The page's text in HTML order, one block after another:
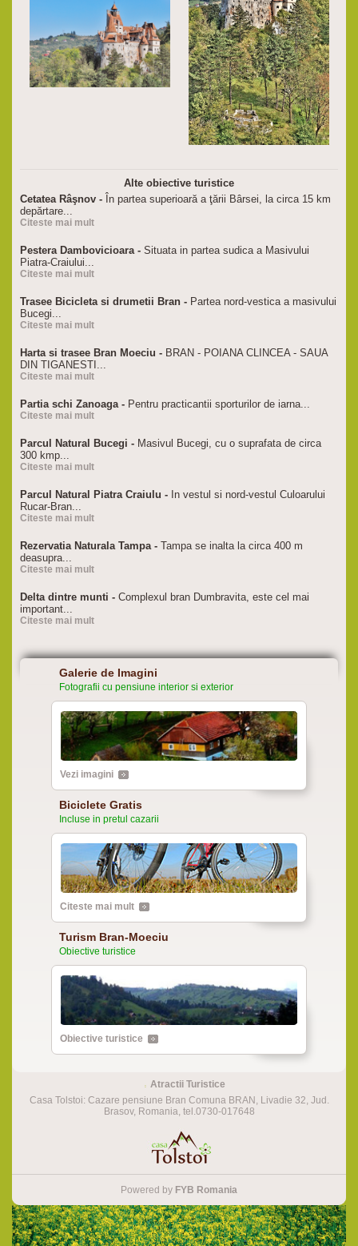
Alte obiective turistice
Cetatea Râşnov - În partea superioară a ţării Bârsei, la circa 15 km
depărtare...
Citeste mai mult
Pestera Dambovicioara - Situata in partea sudica a Masivului
Piatra-Craiului...
Citeste mai mult
Trasee Bicicleta si drumetii Bran - Partea nord-vestica a masivului
Bucegi...
Citeste mai mult
Harta si trasee Bran Moeciu - BRAN - POIANA CLINCEA - SAUA
DIN TIGANESTI...
Citeste mai mult
Partia schi Zanoaga - Pentru practicantii sporturilor de iarna...
Citeste mai mult
Parcul Natural Bucegi - Masivul Bucegi, cu o suprafata de circa
300 kmp...
Citeste mai mult
Parcul Natural Piatra Craiulu - In vestul si nord-vestul Culoarului
Rucar-Bran...
Citeste mai mult
Rezervatia Naturala Tampa - Tampa se inalta la circa 400 m
deasupra...
Citeste mai mult
Delta dintre munti - Complexul bran Dumbravita, este cel mai
important...
Citeste mai mult
Galerie de Imagini
Fotografii cu pensiune interior si exterior
Vezi imagini
Biciclete Gratis
Incluse in pretul cazarii
Citeste mai mult
Turism Bran-Moeciu
Obiective turistice
Obiective turistice
Atractii Turistice
Casa Tolstoi: Cazare pensiune Bran Comuna BRAN, Livadie 32, Jud.
Brasov, Romania, tel.0730-017648
Powered by FYB Romania